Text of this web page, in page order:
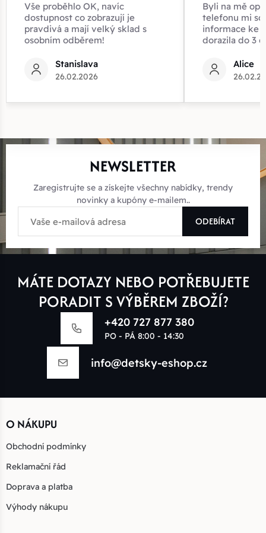
Vše proběhlo OK, navíc
dostupnost co zobrazují je
pravdivá a mají velký sklad s
osobním odběrem!
Stanislava
26.02.2026
Byli na mě
telefonu mi
informace ke
dorazila do 3
Alice
NEWSLETTER
Zaregistrujte se a získejte všechny nabídky, trendy
novinky a kupóny e-mailem..
ODEBÍRAT
MÁTE DOTAZY NEBO POTŘEBUJETE
PORADIT S VÝBĚREM ZBOŽÍ?
+420 727 877 380
PO - PÁ 8:00 - 14:30
info@detsky-eshop.cz
O NÁKUPU
Obchodní podmínky
Reklamační řád
Doprava a platba
Výhody nákupu